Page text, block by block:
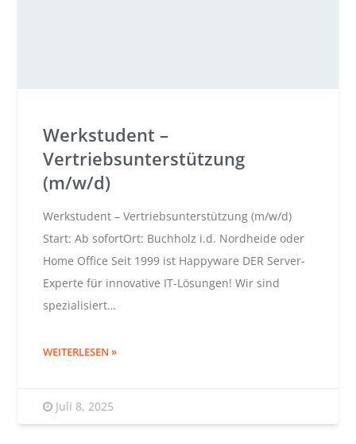
Werkstudent –
Vertriebsunterstützung
(m/w/d)
Werkstudent – Vertriebsunterstützung (m/w/d)
Start: Ab sofortOrt: Buchholz i.d. Nordheide oder
Home Office Seit 1999 ist Happyware DER Server-
Experte für innovative IT-Lösungen! Wir sind
spezialisiert…
WEITERLESEN
Juli 8, 2025